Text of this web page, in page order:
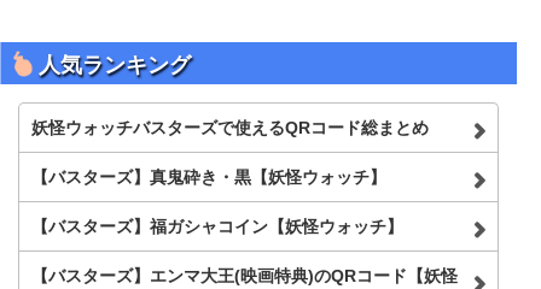
を
検
索
人気ランキング
妖怪ウォッチバスターズで使えるQRコード総まとめ
【バスターズ】真鬼砕き・黒【妖怪ウォッチ】
【バスターズ】福ガシャコイン【妖怪ウォッチ】
【バスターズ】エンマ大王(映画特典)のQRコード【妖怪